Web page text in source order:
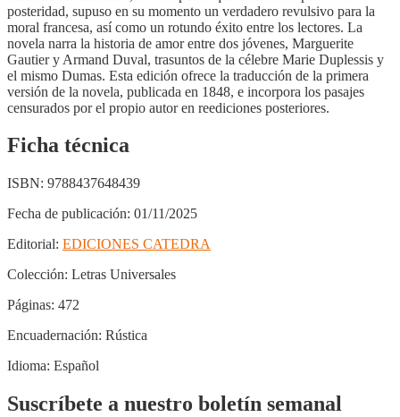
posteridad, supuso en su momento un verdadero revulsivo para la
moral francesa, así como un rotundo éxito entre los lectores. La
novela narra la historia de amor entre dos jóvenes, Marguerite
Gautier y Armand Duval, trasuntos de la célebre Marie Duplessis y
el mismo Dumas. Esta edición ofrece la traducción de la primera
versión de la novela, publicada en 1848, e incorpora los pasajes
censurados por el propio autor en reediciones posteriores.
Ficha técnica
ISBN: 9788437648439
Fecha de publicación: 01/11/2025
Editorial: EDICIONES CATEDRA
Colección: Letras Universales
Páginas: 472
Encuadernación: Rústica
Idioma: Español
Suscríbete a nuestro boletín semanal